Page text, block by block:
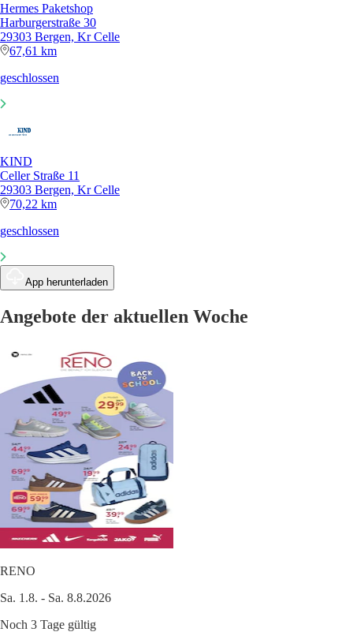
Hermes Paketshop
Harburgerstraße 30
29303 Bergen, Kr Celle
67,61 km
geschlossen
KIND
Celler Straße 11
29303 Bergen, Kr Celle
70,22 km
geschlossen
App herunterladen
Angebote der aktuellen Woche
RENO
Sa. 1.8. - Sa. 8.8.2026
Noch 3 Tage gültig